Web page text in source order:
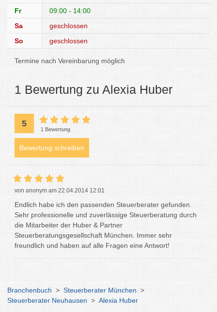
Fr
09:00 - 14:00
Sa
geschlossen
So
geschlossen
Termine nach Vereinbarung möglich
1 Bewertung zu Alexia Huber
5
1 Bewertung
Bewertung schreiben
von anonym am 22.04.2014 12:01
Endlich habe ich den passenden Steuerberater gefunden.
Sehr professionelle und zuverlässige Steuerberatung durch
die Mitarbeiter der Huber & Partner
Steuerberatungsgesellschaft München. Immer sehr
freundlich und haben auf alle Fragen eine Antwort!
Branchenbuch > Steuerberater München >
Steuerberater Neuhausen > Alexia Huber